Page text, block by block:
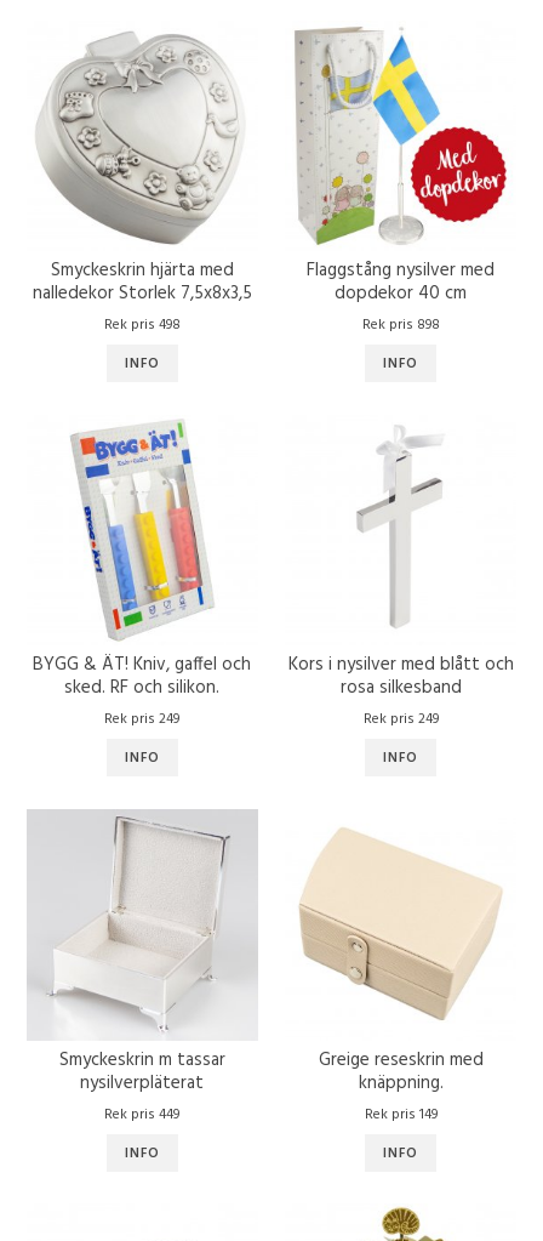
Smyckeskrin hjärta med
nalledekor Storlek 7,5x8x3,5
cm
Rek pris 498
INFO
Flaggstång nysilver med
dopdekor 40 cm
Rek pris 898
INFO
BYGG & ÄT! Kniv, gaffel och
sked. RF och silikon.
Rek pris 249
INFO
Kors i nysilver med blått och
rosa silkesband
Rek pris 249
INFO
Smyckeskrin m tassar
nysilverpläterat
Rek pris 449
INFO
Greige reseskrin med
knäppning.
Rek pris 149
INFO